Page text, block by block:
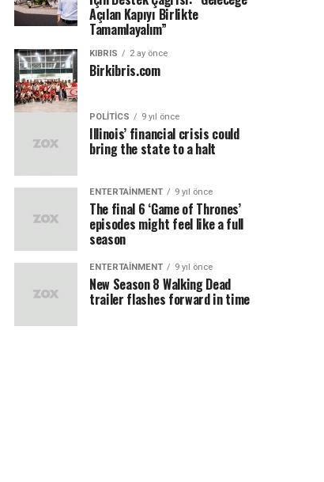
Açılan Kapıyı Birlikte
Tamamlayalım”
KIBRIS 2 ay önce
Birkibris.com
POLITICS 9 yıl önce
Illinois’ financial crisis could
bring the state to a halt
ENTERTAINMENT 9 yıl önce
The final 6 ‘Game of Thrones’
episodes might feel like a full
season
ENTERTAINMENT 9 yıl önce
New Season 8 Walking Dead
trailer flashes forward in time